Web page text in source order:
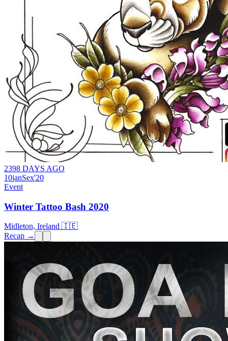
2398 DAYS AGO
10janSex'20
Event
Winter Tattoo Bash 2020
Midleton, Ireland 🇮🇪
Recap →